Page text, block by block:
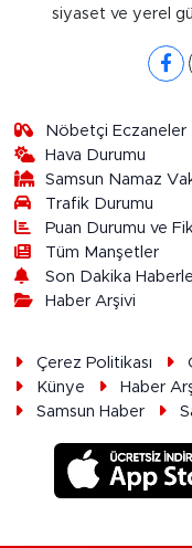
siyaset ve yerel
Nöbetçi Eczaneler
Hava Durumu
Samsun Namaz
Trafik Durumu
Puan Durumu ve
Tüm Manşetler
Son Dakika
Haber Arşivi
Çerez Politikası
Künye
Haber
Samsun Haber